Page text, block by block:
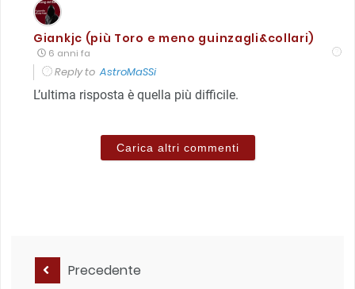
Giankjc (più Toro e meno guinzagli&collari)
6 anni fa
Reply toAstroMaSSi
L’ultima risposta è quella più difficile.
Carica altri commenti
Precedente